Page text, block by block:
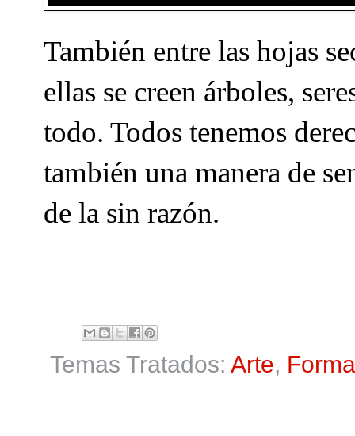
También entre las hojas
ellas se creen árboles,
todo. Todos tenemos
también una manera de
de la sin razón.
Temas Tratados: Arte,